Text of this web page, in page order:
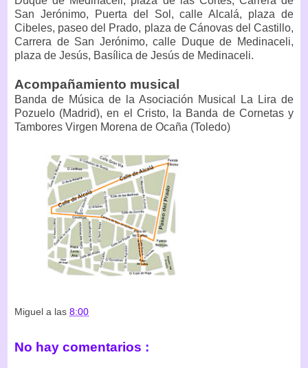
San Jerónimo, Puerta del Sol, calle Alcalá, plaza de
Cibeles, paseo del Prado, plaza de Cánovas del Castillo,
Carrera de San Jerónimo, calle Duque de Medinaceli,
plaza de Jesús, Basílica de Jesús de Medinaceli.
Acompañamiento musical
Banda de Música de la Asociación Musical La Lira de
Pozuelo (Madrid), en el Cristo, la Banda de Cornetas y
Tambores Virgen Morena de Ocaña (Toledo)
Miguel a las 8:00
No hay comentarios :